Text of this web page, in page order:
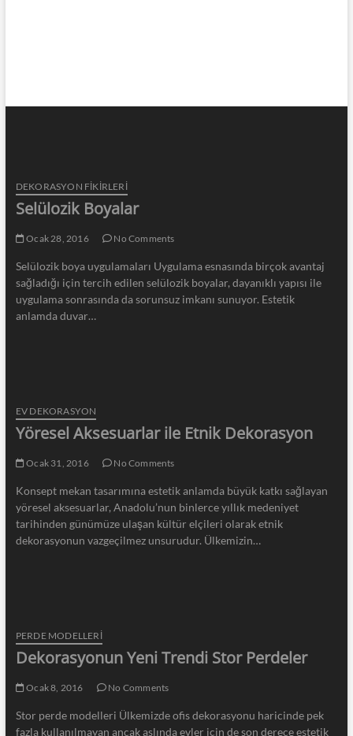
DEKORASYON FİKİRLERİ
Selülozik Boyalar
Ocak 28, 2016 No Comments
Selülozik boya uygulamaları Uygulama esnasında birçok avantaj
sağladığı için tercih edilen selülozik boyalar, dayanıklı yapısı ile
uygulama sonrasında da sorunsuz imkanı sunuyor. Estetik
anlamda duvar…
EV DEKORASYON
Yöresel Aksesuarlar ile Etnik Dekorasyon
Ocak 31, 2016 No Comments
Konsept mekan tasarımına estetik anlamda büyük katkı sağlayan
yöresel aksesuarlar, Anadolu’nun binlerce yıllık medeniyet
tarihinden günümüze ulaşan kültür elçileri olarak etnik
dekorasyonun vazgeçilmez unsurudur. Ülkemizin…
PERDE MODELLERI
Dekorasyonun Yeni Trendi Stor Perdeler
Ocak 8, 2016 No Comments
Stor perde modelleri Ülkemizde ofis dekorasyonu haricinde pek
fazla kullanılmayan ancak aslında evler için de son derece estetik